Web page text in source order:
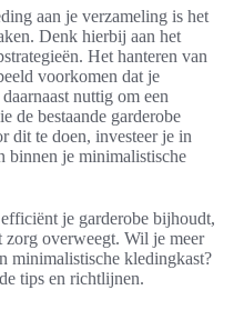
aan je verzameling is het
Denk hierbij aan het
Het hanteren van
voorkomen dat je
nuttig om een
de bestaande garderobe
dit te doen, investeer je in
binnen je minimalistische
je garderobe bijhoudt,
zorg overweegt. Wil je meer
minimalistische kledingkast?
tips en richtlijnen.